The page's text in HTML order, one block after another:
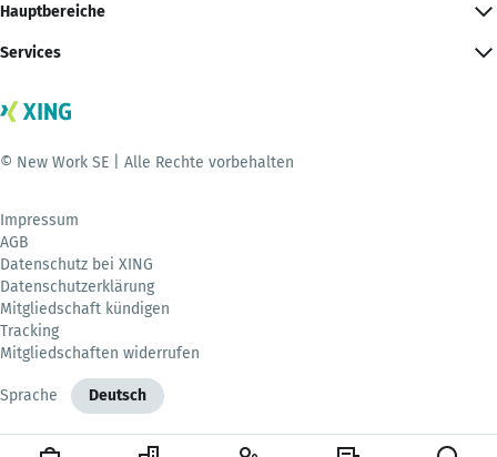
Hauptbereiche
Services
© New Work SE | Alle Rechte vorbehalten
Impressum
AGB
Datenschutz bei XING
Datenschutzerklärung
Mitgliedschaft kündigen
Tracking
Mitgliedschaften widerrufen
Sprache Deutsch